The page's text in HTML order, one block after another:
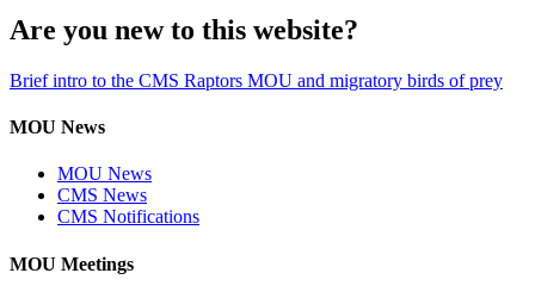
Are you new to this website?
Brief intro to the CMS Raptors MOU and migratory birds of prey
MOU News
MOU News
CMS News
CMS Notifications
MOU Meetings